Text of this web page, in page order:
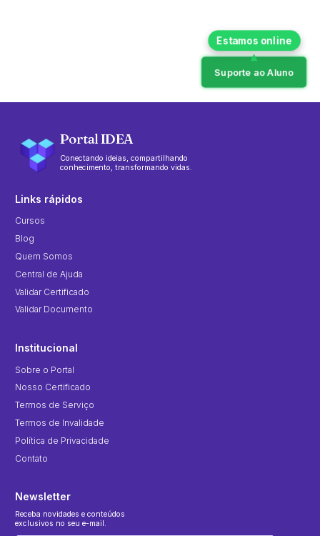
Suporte ao Aluno
Portal IDEA
Conectando ideias, compartilhando
conhecimento, transformando vidas.
Links rápidos
Cursos
Blog
Quem Somos
Central de Ajuda
Validar Certificado
Validar Documento
Institucional
Sobre o Portal
Nosso Certificado
Termos de Serviço
Termos de Invalidade
Política de Privacidade
Contato
Newsletter
Receba novidades e conteúdos
exclusivos no seu e-mail.